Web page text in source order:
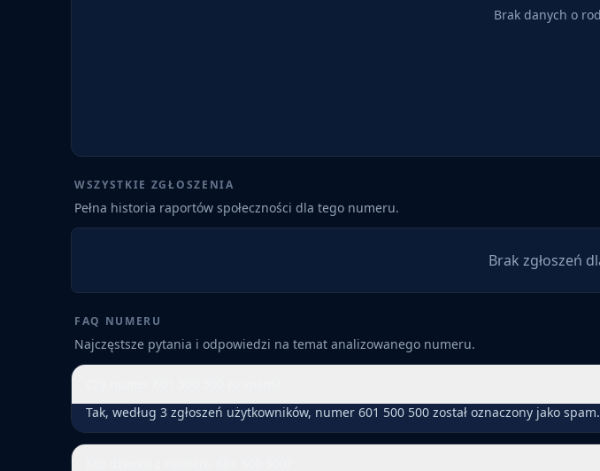
Brak danych o
WSZYSTKIE ZGŁOSZENIA
Pełna historia raportów społeczności dla tego numeru.
Brak zgłoszeń
FAQ NUMERU
Najczęstsze pytania i odpowiedzi na temat analizowanego numeru.
Tak, według 3 zgłoszeń użytkowników, numer 601 500 500 został oznaczony jako